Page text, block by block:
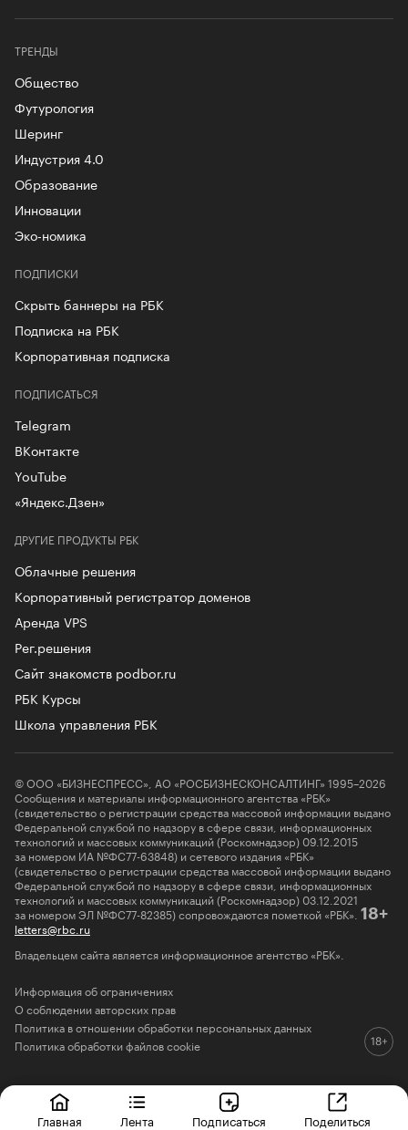
ТРЕНДЫ
Общество
Футурология
Шеринг
Индустрия 4.0
Образование
Инновации
Эко-номика
ПОДПИСКИ
Скрыть баннеры на РБК
Подписка на РБК
Корпоративная подписка
ДРУГИЕ ПРОДУКТЫ РБК
Облачные решения
Корпоративный регистратор доменов
Аренда VPS
Рег.решения
Сайт знакомств podbor.ru
РБК Курсы
Школа управления РБК
ПОДПИСАТЬСЯ
Telegram
ВКонтакте
YouTube
«Яндекс.Дзен»
© ООО «БИЗНЕСПРЕСС», АО «РОСБИЗНЕСКОНСАЛТИНГ» 1995–2026
Сообщения и материалы информационного агентства «РБК»
(свидетельство о регистрации средства массовой информации выдано
Федеральной службой по надзору в сфере связи, информационных
технологий и массовых коммуникаций (Роскомнадзор) 09.12.2015
за номером ИА №ФС77-63848) и сетевого издания «РБК»
(свидетельство о регистрации средства массовой информации выдано
Федеральной службой по надзору в сфере связи, информационных
технологий и массовых коммуникаций (Роскомнадзор) 03.12.2021
за номером ЭЛ №ФС77-82385) сопровождаются пометкой «РБК». 18+
letters@rbc.ru
Владельцем сайта является информационное агентство «РБК».
Информация об ограничениях
О соблюдении авторских прав
Политика в отношении обработки персональных данных
Политика обработки файлов cookie
Главная Лента Подписаться Поделиться